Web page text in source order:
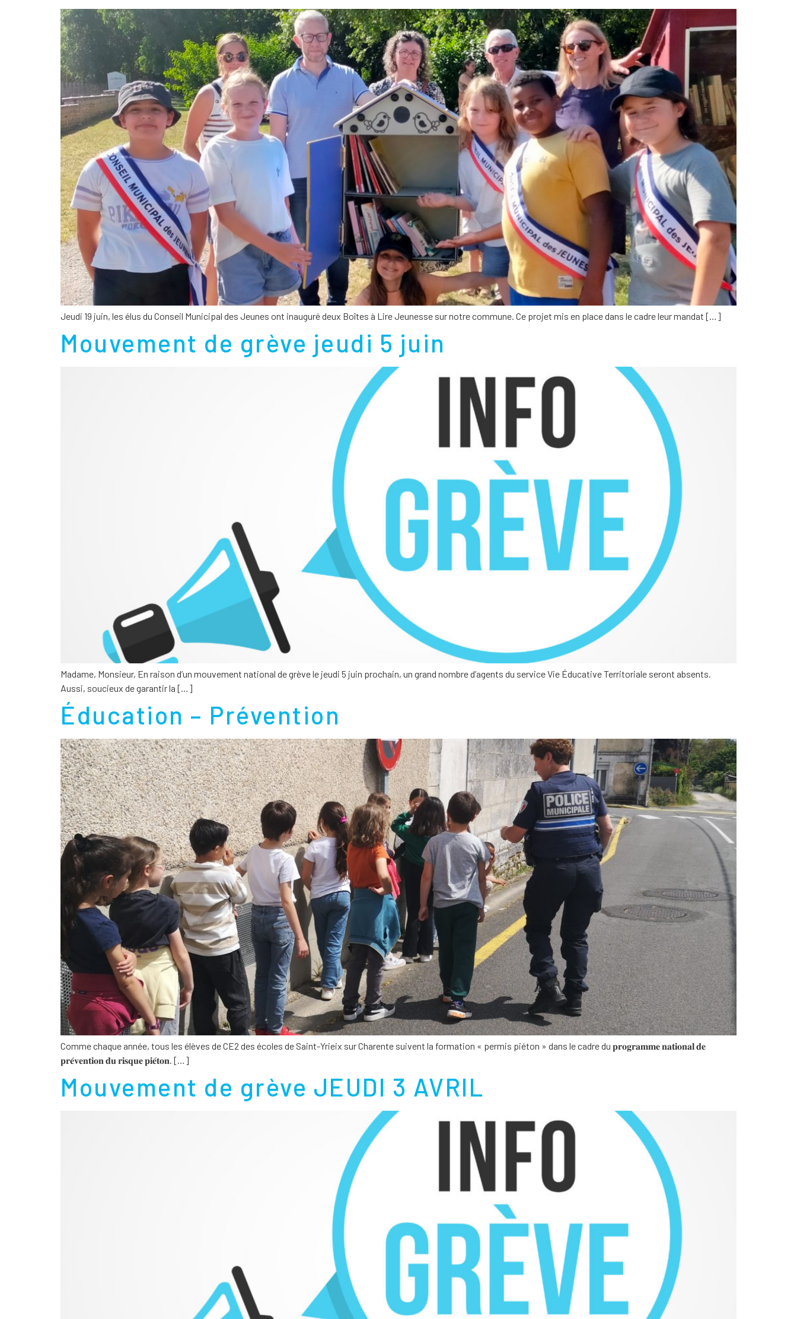
Jeudi 19 juin, les élus du Conseil Municipal des Jeunes ont inauguré deux Boîtes à Lire Jeunesse sur notre commune. Ce projet mis en place dans le cadre leur mandat […]
Mouvement de grève jeudi 5 juin
Madame, Monsieur, En raison d’un mouvement national de grève le jeudi 5 juin prochain, un grand nombre d’agents du service Vie Éducative Territoriale seront absents.
Aussi, soucieux de garantir la […]
Éducation – Prévention
Comme chaque année, tous les élèves de CE2 des écoles de Saint-Yrieix sur Charente suivent la formation « permis piéton » dans le cadre du 𝐩𝐫𝐨𝐠𝐫𝐚𝐦𝐦𝐞 𝐧𝐚𝐭𝐢𝐨𝐧𝐚𝐥 𝐝𝐞
𝐩𝐫𝐞́𝐯𝐞𝐧𝐭𝐢𝐨𝐧 𝐝𝐮 𝐫𝐢𝐬𝐪𝐮𝐞 𝐩𝐢𝐞́𝐭𝐨𝐧. […]
Mouvement de grève JEUDI 3 AVRIL